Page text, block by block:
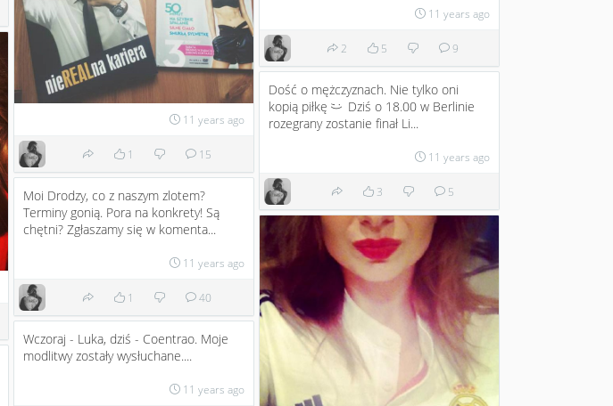
11 years ago
2 5 9
11 years ago
1 15
Dość o mężczyznach. Nie tylko oni
kopią piłkę
;)
Dziś o 18.00 w Berlinie
rozegrany zostanie finał Li...
11 years ago
3 5
Moi Drodzy, co z naszym zlotem?
Terminy gonią. Pora na konkrety! Są
chętni? Zgłaszamy się w komenta...
11 years ago
1 40
Wczoraj - Luka, dziś - Coentrao. Moje
modlitwy zostały wysłuchane....
11 years ago